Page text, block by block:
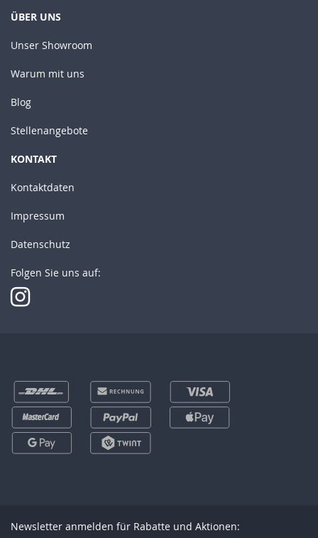
ÜBER UNS
Unser Showroom
Warum mit uns
Blog
Stellenangebote
KONTAKT
Kontaktdaten
Impressum
Datenschutz
Folgen Sie uns auf:
Newsletter anmelden für Rabatte und Aktionen: